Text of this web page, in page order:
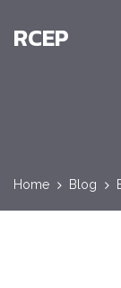
RCEP
Home Blog